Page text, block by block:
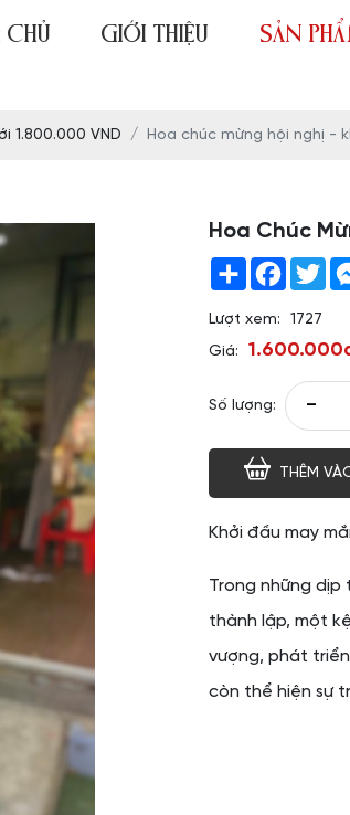
GIỚI THIỆU SẢN
1.800.000 VND Hoa chúc mừng hội nghị -
Hoa Chúc
Share
Lượt xem:
1727
Giá:
Số lượng: -
THÊM
Khởi đầu may
Trong những dịp
thành lập, một
vượng, phát
còn thể hiện sự